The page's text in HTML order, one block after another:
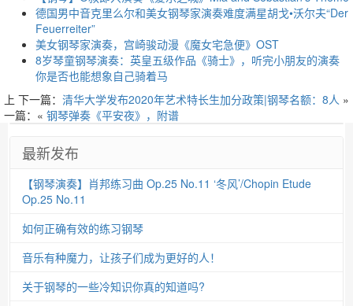
德国男中音克里么尔和美女钢琴家演奏难度满星胡戈•沃尔夫“Der
Feuerreiter”
美女钢琴家演奏，宫崎骏动漫《魔女宅急便》OST
8岁琴童钢琴演奏：英皇五级作品《骑士》，听完小朋友的演奏
你是否也能想象自己骑着马
下一篇： 清华大学发布2020年艺术特长生加分政策|钢琴名额：8人 »
上
一篇：« 钢琴弹奏《平安夜》，附谱
最新发布
【钢琴演奏】肖邦练习曲 Op.25 No.11 ‘冬风’/Chopin Etude
Op.25 No.11
如何正确有效的练习钢琴
音乐有种魔力，让孩子们成为更好的人！
关于钢琴的一些冷知识你真的知道吗?